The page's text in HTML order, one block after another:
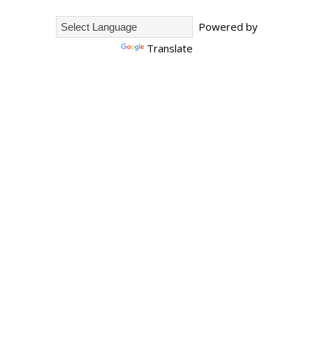
Powered by
Translate